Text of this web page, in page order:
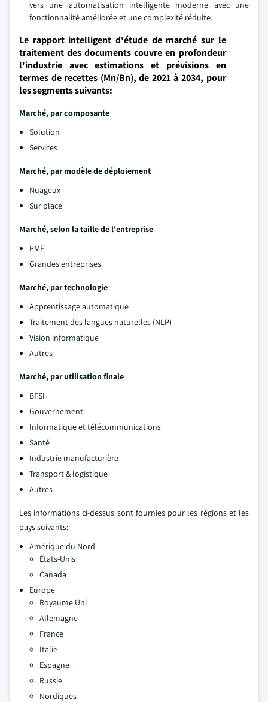
vers une automatisation intelligente moderne avec une
fonctionnalité améliorée et une complexité réduite.
Le rapport intelligent d'étude de marché sur le
traitement des documents couvre en profondeur
l'industrie avec estimations et prévisions en
termes de recettes (Mn/Bn), de 2021 à 2034, pour
les segments suivants:
Marché, par composante
Solution
Services
Marché, par modèle de déploiement
Nuageux
Sur place
Marché, selon la taille de l'entreprise
PME
Grandes entreprises
Marché, par technologie
Apprentissage automatique
Traitement des langues naturelles (NLP)
Vision informatique
Autres
Marché, par utilisation finale
BFSI
Gouvernement
Informatique et télécommunications
Santé
Industrie manufacturière
Transport & logistique
Autres
Les informations ci-dessus sont fournies pour les régions et les
pays suivants:
Amérique du Nord
États-Unis
Canada
Europe
Royaume Uni
Allemagne
France
Italie
Espagne
Russie
Nordiques